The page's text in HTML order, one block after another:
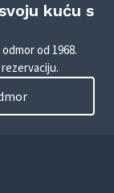
kuću s
od 1968.